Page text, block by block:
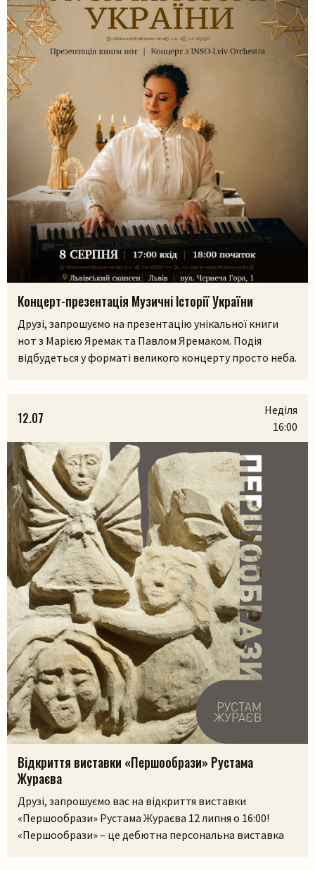
Пошук на сайті
Шукати
Концерт-презентація Музичні Історії України
Друзі, запрошуємо на презентацію унікальної книги
нот з Марією Яремак та Павлом Яремаком. Подія
відбудеться у форматі великого концерту просто неба.
народилися з українських легенд, природи та музики.
На вас чекають:– презентація книги разом з авторами
Марією Яремак та Павлом Яремаком.– […]
12.07
Неділя
16:00
Відкриття виставки «Першообрази» Рустама
Жураєва
Друзі, запрошуємо вас на відкриття виставки
«Першообрази» Рустама Жураєва 12 липня о 16:00!
«Першообрази» – це дебютна персональна виставка